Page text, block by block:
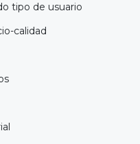
tipo de usuario
calidad